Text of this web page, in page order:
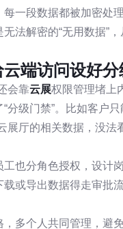
每一段数据都被加密处
法解密的“无用数据”
端访问设好分
会靠云展权限管理堵上
分级门禁”。比如客户
展厅的相关数据，没法
工也分角色授权，设计
载或导出数据得走审批
多个人共同管理，避